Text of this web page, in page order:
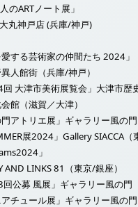
のARTノート展」
丸神戸店 (兵庫/神戸)
愛する芸術家の仲間たち 2024」
人館街（兵庫/神戸）
回 大津市美術展覧会」大津市歴
館（滋賀／大津）
門アトリエ展」ギャラリー風の門
展2024」Gallery SIACCA（
」
AND LINKS 81（東京/銀座）
回公募 風展」ギャラリー風の門
アチュール展」ギャラリー風の門